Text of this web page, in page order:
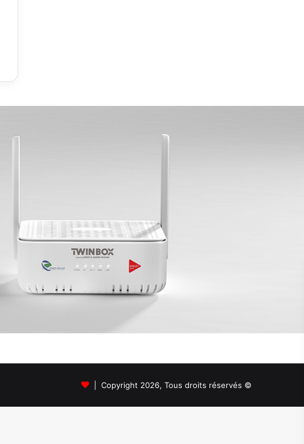
© Copyright 2026, Tous droits réservés |